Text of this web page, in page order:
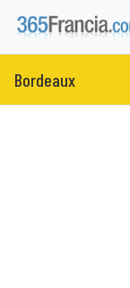
Bordeaux